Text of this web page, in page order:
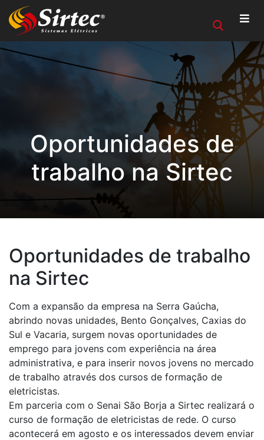
Oportunidades de
trabalho na Sirtec
Oportunidades de trabalho
na Sirtec
Com a expansão da empresa na Serra Gaúcha,
abrindo novas unidades, Bento Gonçalves, Caxias do
Sul e Vacaria, surgem novas oportunidades de
emprego para jovens com experiência na área
administrativa, e para inserir novos jovens no mercado
de trabalho através dos cursos de formação de
eletricistas.
Em parceria com o Senai São Borja a Sirtec realizará o
curso de formação de eletricistas de rede. O curso
acontecerá em agosto e os interessados devem enviar